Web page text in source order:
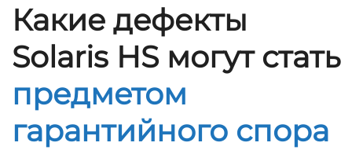
Какие дефекты
Solaris HS могут стать
предметом
гарантийного спора